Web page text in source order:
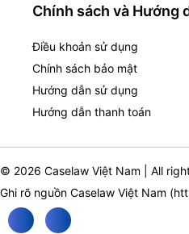
Chính sách và Hướng
Điều khoản sử dụng
Chính sách bảo mật
Hướng dẫn sử dụng
Hướng dẫn thanh toán
© 2026 Caselaw Việt Nam | All
Ghi rõ nguồn Caselaw Việt Nam (